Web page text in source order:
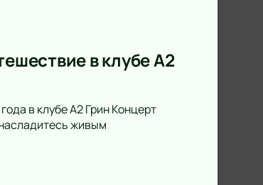
в клубе А2
в клубе А2 Грин Концерт
живым